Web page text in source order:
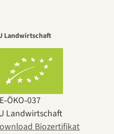
Landwirtschaft
Landwirtschaft
Biozertifikat